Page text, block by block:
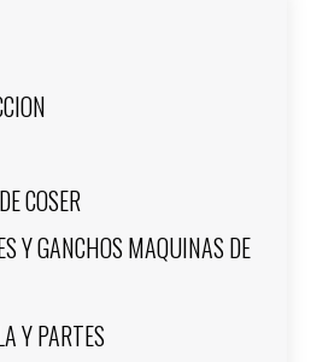
COSER
Y GANCHOS MAQUINAS DE
Y PARTES